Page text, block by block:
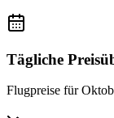
Tägliche
Flugpreise für